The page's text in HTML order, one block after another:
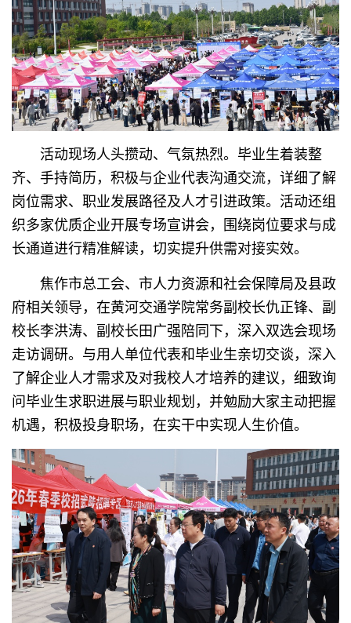
活动现场人头攒动、气氛热烈。毕业生着装整
齐、手持简历，积极与企业代表沟通交流，详细了解
岗位需求、职业发展路径及人才引进政策。活动还组
织多家优质企业开展专场宣讲会，围绕岗位要求与成
长通道进行精准解读，切实提升供需对接实效。
焦作市总工会、市人力资源和社会保障局及县政
府相关领导，在黄河交通学院常务副校长仇正锋、副
校长李洪涛、副校长田广强陪同下，深入双选会现场
走访调研。与用人单位代表和毕业生亲切交谈，深入
了解企业人才需求及对我校人才培养的建议，细致询
问毕业生求职进展与职业规划，并勉励大家主动把握
机遇，积极投身职场，在实干中实现人生价值。